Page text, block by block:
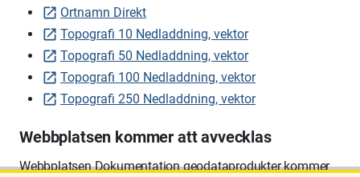
Ortnamn Direkt
Topografi 10 Nedladdning, vektor
Topografi 50 Nedladdning, vektor
Topografi 100 Nedladdning, vektor
Topografi 250 Nedladdning, vektor
Webbplatsen kommer att avvecklas
Webbplatsen Dokumentation geodataprodukter kommer